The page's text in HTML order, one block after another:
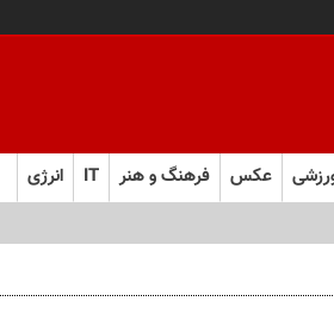
عکس فرهنگ و هنر IT انرژی
را از چند ماه به چند هفته کاهش می‌دهد